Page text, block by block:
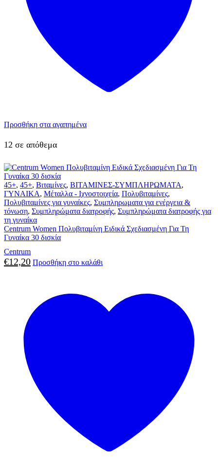
Προσθήκη στα αγαπημένα
12 σε απόθεμα
45+, 45+, Βιταμίνες, ΒΙΤΑΜΙΝΕΣ-ΣΥΜΠΛΗΡΩΜΑΤΑ,
ΓΥΝΑΙΚΑ, Μέταλλα - Ιχνοστοιχεία, Πολυβιταμίνες,
Πολυβιταμίνες για γυναίκες, Συμπληρωματα για ενέργεια &
τόνωση, Συμπληρώματα διατροφής, Συμπληρώματα διατροφής για
τη γυναίκα
Centrum Women Πολυβιταμίνη Eιδικά Σχεδιασμένη Για Τη
Γυναίκα 30 δισκία
Centrum
€12,20 Προσθήκη στο καλάθι